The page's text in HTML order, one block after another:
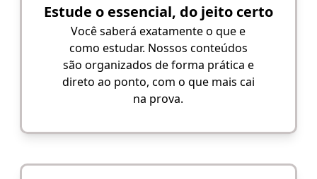
Estude o essencial, do jeito certo
Você saberá exatamente o que e
como estudar. Nossos conteúdos
são organizados de forma prática e
direto ao ponto, com o que mais cai
na prova.